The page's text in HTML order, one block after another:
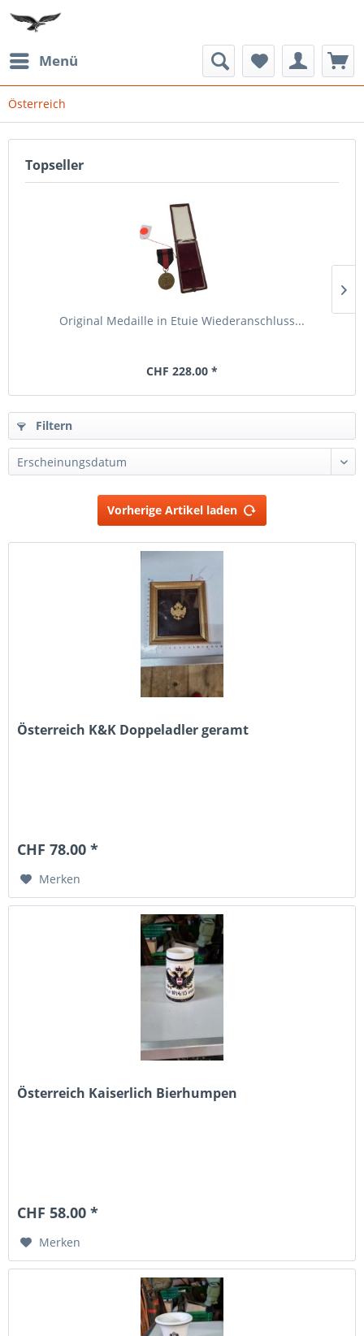
Menü
Österreich
Topseller
Original Medaille in Etuie Wiederanschluss...
CHF 228.00 *
Filtern
Vorherige Artikel laden
Österreich K&K Doppeladler geramt
CHF 78.00 *
Merken
Österreich Kaiserlich Bierhumpen
CHF 58.00 *
Merken